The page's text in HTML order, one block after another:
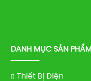
DANH MỤC SẢN PHẨM
Thiết Bị Điện